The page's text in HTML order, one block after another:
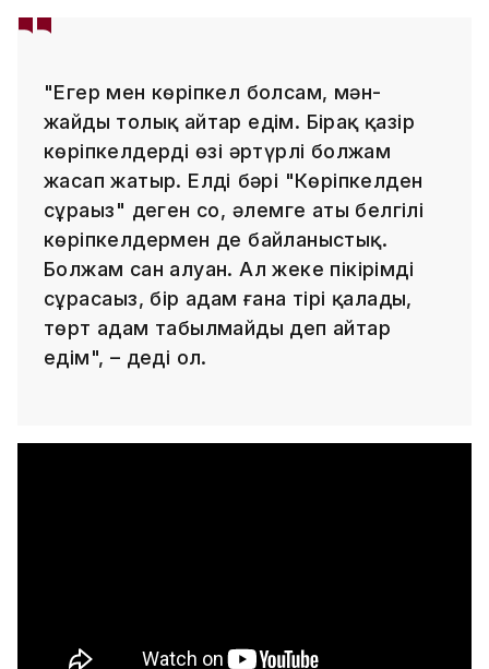
"Егер мен көріпкел болсам, мән-
жайды толық айтар едім. Бірақ қазір
көріпкелдердің өзі әртүрлі болжам
жасап жатыр. Елдің бәрі "Көріпкелден
сұраңыз" деген соң, әлемге аты белгілі
көріпкелдермен де байланыстық.
Болжам сан алуан. Ал жеке пікірімді
сұрасаңыз, бір адам ғана тірі қалады,
төрт адам табылмайды деп айтар
едім", – деді ол.